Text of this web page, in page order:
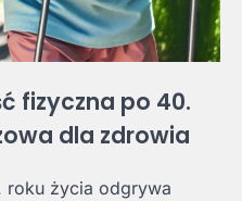
fizyczna po 40.
dla zdrowia
roku życia odgrywa